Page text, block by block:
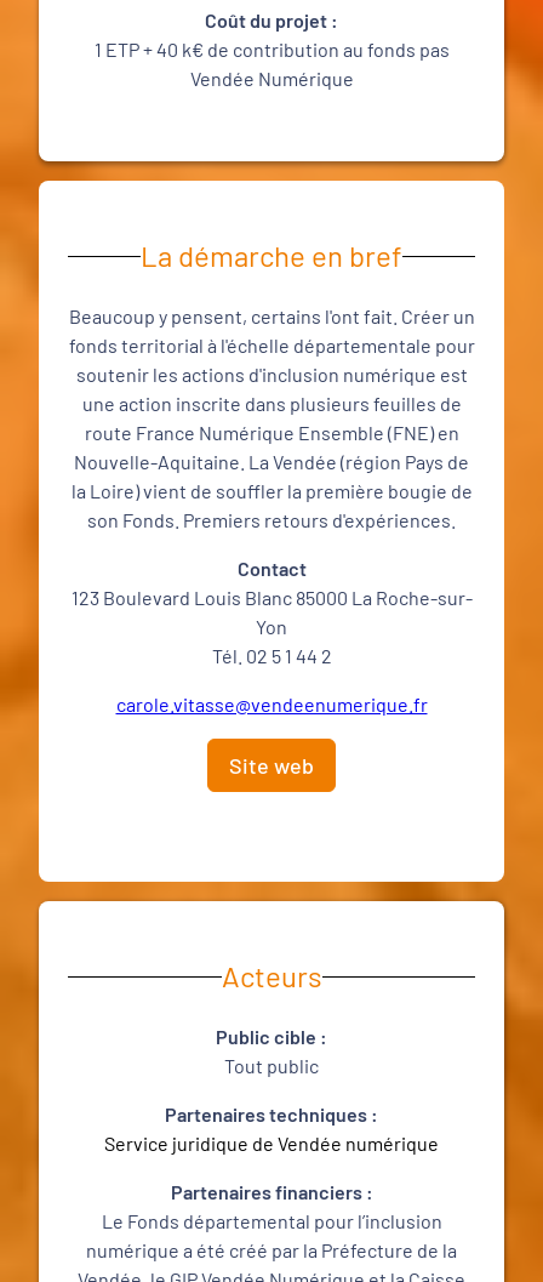
Coût du projet :
1 ETP + 40 k€ de contribution au fonds pas
Vendée Numérique
La démarche en bref
Beaucoup y pensent, certains l'ont fait. Créer un
fonds territorial à l'échelle départementale pour
soutenir les actions d'inclusion numérique est
une action inscrite dans plusieurs feuilles de
route France Numérique Ensemble (FNE) en
Nouvelle-Aquitaine. La Vendée (région Pays de
la Loire) vient de souffler la première bougie de
son Fonds. Premiers retours d'expériences.
Contact
123 Boulevard Louis Blanc 85000 La Roche-sur-
Yon
Tél. 02 5 1 44 2
carole.vitasse@vendeenumerique.fr
Site web
Acteurs
Public cible :
Tout public
Partenaires techniques :
Service juridique de Vendée numérique
Partenaires financiers :
Le Fonds départemental pour l’inclusion
numérique a été créé par la Préfecture de la